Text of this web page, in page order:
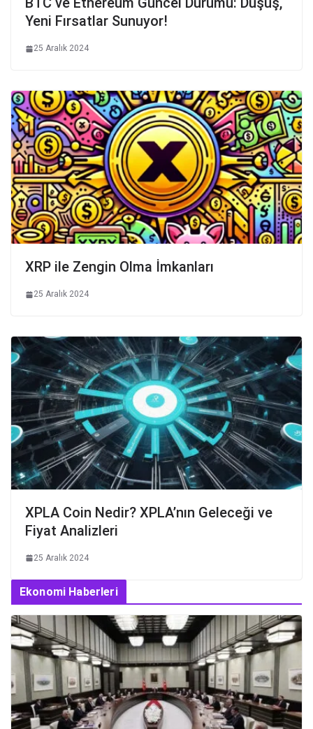
Yeni Fırsatlar Sunuyor!
25 Aralık 2024
XRP ile Zengin Olma İmkanları
25 Aralık 2024
XPLA Coin Nedir? XPLA’nın Geleceği ve
Fiyat Analizleri
25 Aralık 2024
Ekonomi Haberleri